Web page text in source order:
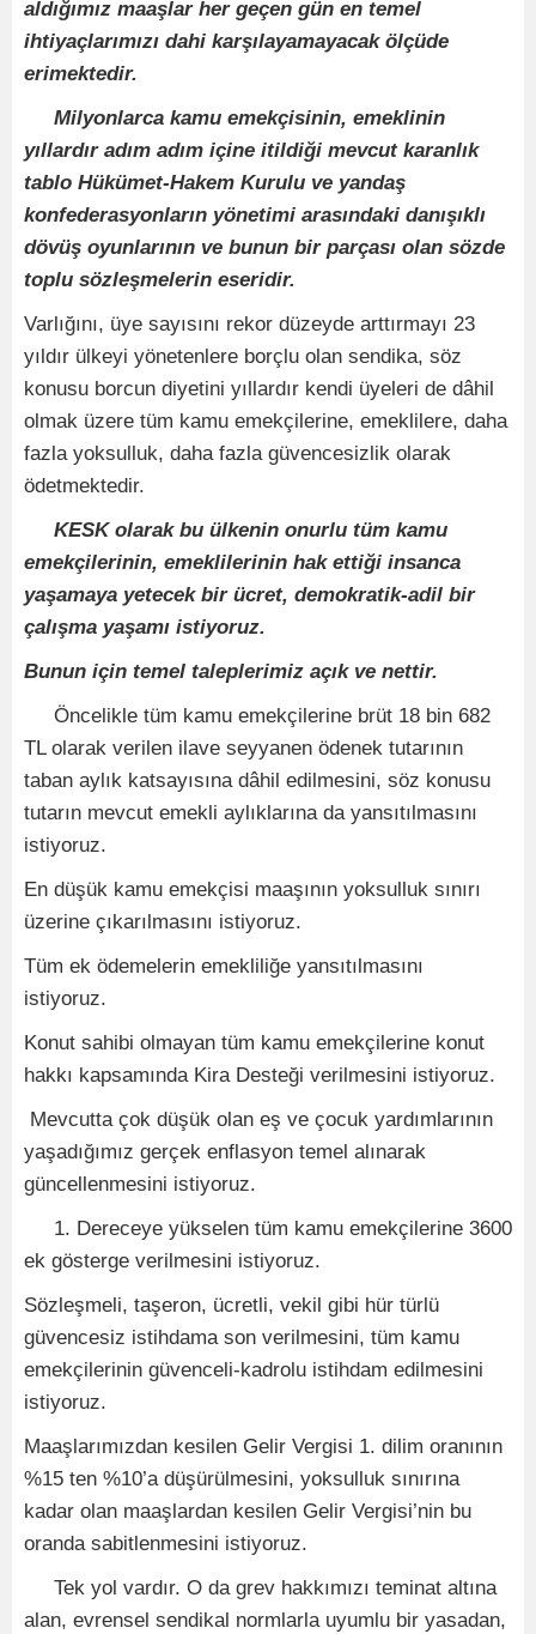
aldığımız maaşlar her geçen gün en temel
ihtiyaçlarımızı dahi karşılayamayacak ölçüde
erimektedir.
Milyonlarca kamu emekçisinin, emeklinin
yıllardır adım adım içine itildiği mevcut karanlık
tablo Hükümet-Hakem Kurulu ve yandaş
konfederasyonların yönetimi arasındaki danışıklı
dövüş oyunlarının ve bunun bir parçası olan sözde
toplu sözleşmelerin eseridir.
Varlığını, üye sayısını rekor düzeyde arttırmayı 23
yıldır ülkeyi yönetenlere borçlu olan sendika, söz
konusu borcun diyetini yıllardır kendi üyeleri de dâhil
olmak üzere tüm kamu emekçilerine, emeklilere, daha
fazla yoksulluk, daha fazla güvencesizlik olarak
ödetmektedir.
KESK olarak bu ülkenin onurlu tüm kamu
emekçilerinin, emeklilerinin hak ettiği insanca
yaşamaya yetecek bir ücret, demokratik-adil bir
çalışma yaşamı istiyoruz.
Bunun için temel taleplerimiz açık ve nettir.
Öncelikle tüm kamu emekçilerine brüt 18 bin 682
TL olarak verilen ilave seyyanen ödenek tutarının
taban aylık katsayısına dâhil edilmesini, söz konusu
tutarın mevcut emekli aylıklarına da yansıtılmasını
istiyoruz.
En düşük kamu emekçisi maaşının yoksulluk sınırı
üzerine çıkarılmasını istiyoruz.
Tüm ek ödemelerin emekliliğe yansıtılmasını
istiyoruz.
Konut sahibi olmayan tüm kamu emekçilerine konut
hakkı kapsamında Kira Desteği verilmesini istiyoruz.
Mevcutta çok düşük olan eş ve çocuk yardımlarının
yaşadığımız gerçek enflasyon temel alınarak
güncellenmesini istiyoruz.
1. Dereceye yükselen tüm kamu emekçilerine 3600
ek gösterge verilmesini istiyoruz.
Sözleşmeli, taşeron, ücretli, vekil gibi hür türlü
güvencesiz istihdama son verilmesini, tüm kamu
emekçilerinin güvenceli-kadrolu istihdam edilmesini
istiyoruz.
Maaşlarımızdan kesilen Gelir Vergisi 1. dilim oranının
%15 ten %10’a düşürülmesini, yoksulluk sınırına
kadar olan maaşlardan kesilen Gelir Vergisi’nin bu
oranda sabitlenmesini istiyoruz.
Tek yol vardır. O da grev hakkımızı teminat altına
alan, evrensel sendikal normlarla uyumlu bir yasadan,